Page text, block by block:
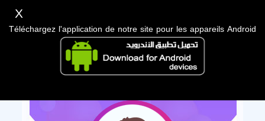
X
Téléchargez l'application de notre site pour les appareils Android